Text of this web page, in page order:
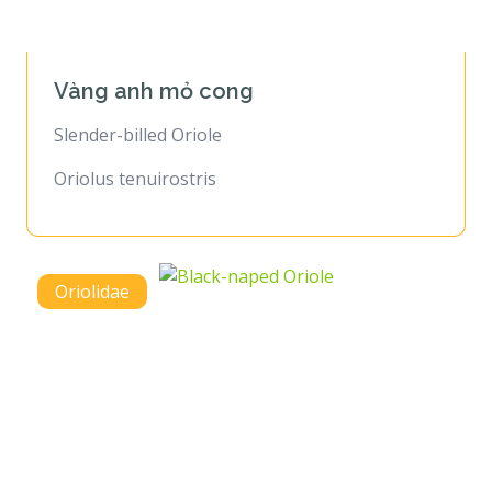
Vàng anh mỏ cong
Slender-billed Oriole
Oriolus tenuirostris
Oriolidae